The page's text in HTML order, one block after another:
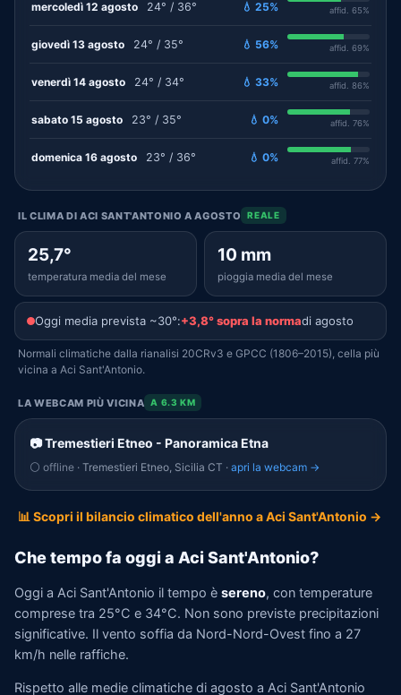
mercoledì 12 agosto 24° / 36° 💧 25% affid. 65%
giovedì 13 agosto 24° / 35° 💧 56% affid. 69%
venerdì 14 agosto 24° / 34° 💧 33% affid. 86%
sabato 15 agosto 23° / 35° 💧 0% affid. 76%
domenica 16 agosto 23° / 36° 💧 0% affid. 77%
IL CLIMA DI ACI SANT'ANTONIO A AGOSTO REALE
25,7°
temperatura media del mese
10 mm
pioggia media del mese
Oggi media prevista ~30°:+3,8° sopra la normadi agosto
Normali climatiche dalla rianalisi 20CRv3 e GPCC (1806–2015), cella più
vicina a Aci Sant'Antonio.
LA WEBCAM PIÙ VICINA A 6.3 KM
📷 Tremestieri Etneo - Panoramica Etna
⚪ offline · Tremestieri Etneo, Sicilia CT · apri la webcam →
📊 Scopri il bilancio climatico dell'anno a Aci Sant'Antonio →
Che tempo fa oggi a Aci Sant'Antonio?
Oggi a Aci Sant'Antonio il tempo è sereno, con temperature
comprese tra 25°C e 34°C. Non sono previste precipitazioni
significative. Il vento soffia da Nord-Nord-Ovest fino a 27
km/h nelle raffiche.
Rispetto alle medie climatiche di agosto a Aci Sant'Antonio